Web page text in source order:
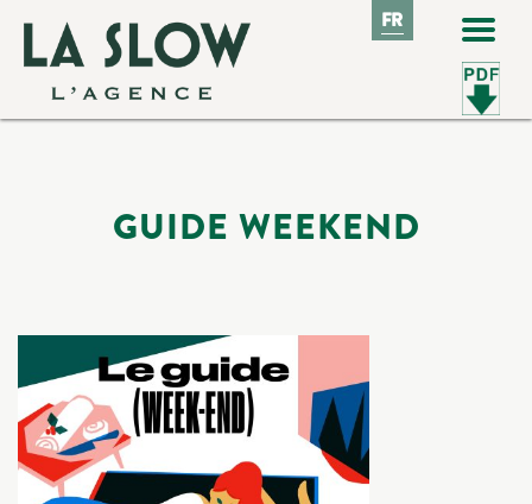
FR
GUIDE WEEKEND
FR